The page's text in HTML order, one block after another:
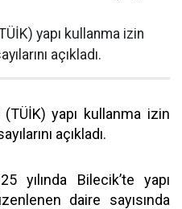
yapı kullanma izin
açıkladı.
yapı kullanma izin
açıkladı.
yılında Bilecik’te yapı
daire sayısında